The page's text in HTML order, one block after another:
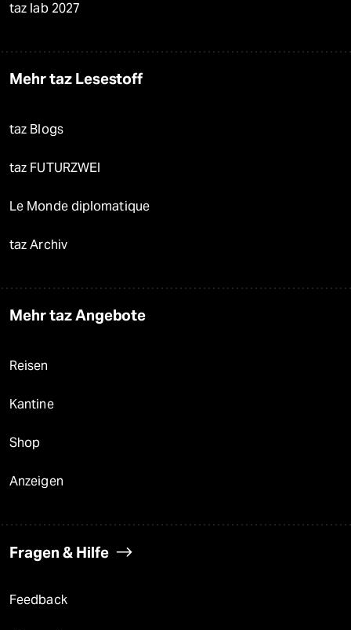
taz lab 2027
Mehr taz Lesestoff
taz Blogs
taz FUTURZWEI
Le Monde diplomatique
taz Archiv
Mehr taz Angebote
Reisen
Kantine
Shop
Anzeigen
Fragen & Hilfe
Feedback